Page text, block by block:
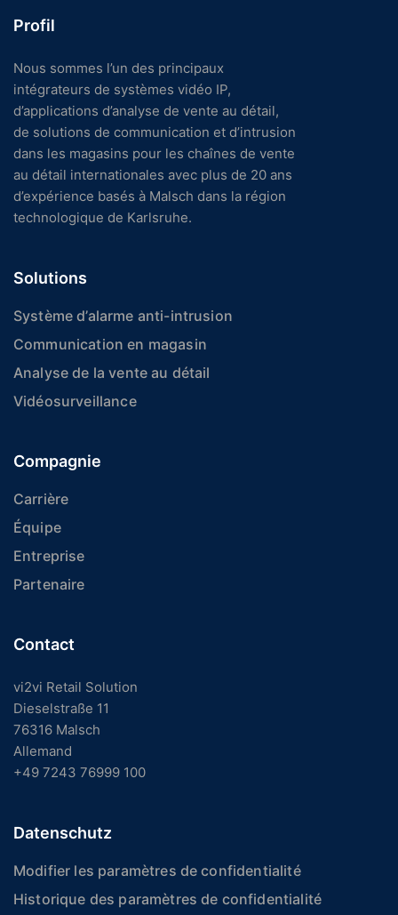
Profil
Nous sommes l’un des principaux
intégrateurs de systèmes vidéo IP,
d’applications d’analyse de vente au détail,
de solutions de communication et d’intrusion
dans les magasins pour les chaînes de vente
au détail internationales avec plus de 20 ans
d’expérience basés à Malsch dans la région
technologique de Karlsruhe.
Solutions
Système d’alarme anti-intrusion
Communication en magasin
Analyse de la vente au détail
Vidéosurveillance
Compagnie
Carrière
Équipe
Entreprise
Partenaire
Contact
vi2vi Retail Solution
Dieselstraße 11
76316 Malsch
Allemand
+49 7243 76999 100
Datenschutz
Modifier les paramètres de confidentialité
Historique des paramètres de confidentialité